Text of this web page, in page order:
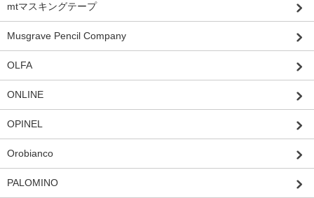
mtマスキングテープ
Musgrave Pencil Company
OLFA
ONLINE
OPINEL
Orobianco
PALOMINO